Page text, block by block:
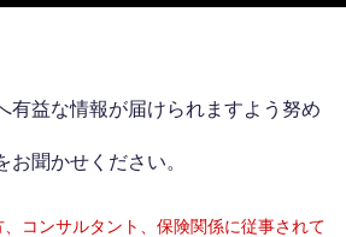
有益な情報が届けられますよう努め
お聞かせください。
コンサルタント、保険関係に従事されて